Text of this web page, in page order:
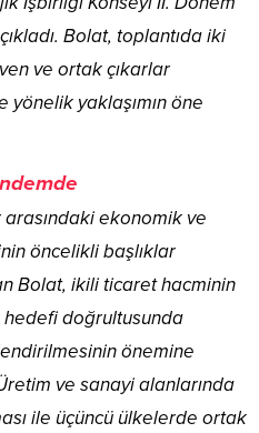
Bolat, toplantıda iki
ve ortak çıkarlar
yaklaşımın öne
arasındaki ekonomik ve
öncelikli başlıklar
Bolat, ikili ticaret hacminin
hedefi doğrultusunda
önemine
ve sanayi alanlarında
ile üçüncü ülkelerde ortak